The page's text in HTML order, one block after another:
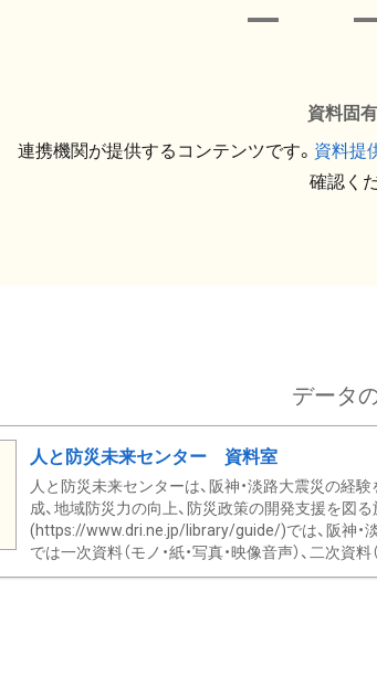
資料固
連携機関が提供するコンテンツです。 資料提
確認く
データ
人と防災未来センター 資料室
人と防災未来センターは、阪神・淡路大震災の経
成、地域防災力の向上、防災政策の開発支援を図
(https://www.dri.ne.jp/library/guide/)では、阪神・
では一次資料（モノ・紙・写真・映像音声）、二次資料